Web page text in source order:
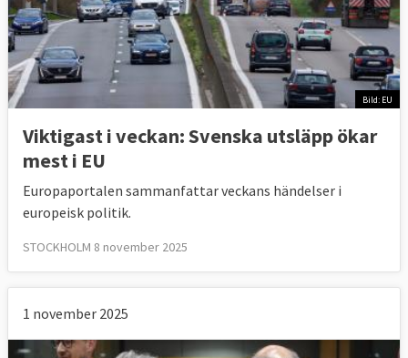
Bild: EU
Viktigast i veckan: Svenska utsläpp ökar
mest i EU
Europaportalen sammanfattar veckans händelser i
europeisk politik.
STOCKHOLM 8 november 2025
1 november 2025